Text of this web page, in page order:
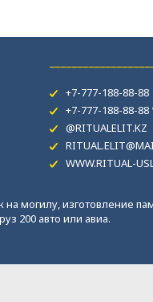
+7-777-188-88-88
+7-777-188-88-88
@RITUALELIT.KZ
WWW.RITUAL-
могилу, изготовление
200 авто или авиа.